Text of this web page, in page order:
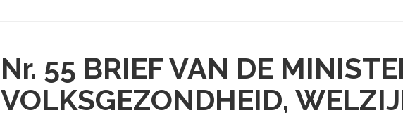
Nr. 55 BRIEF VAN DE
VOLKSGEZONDHEID,